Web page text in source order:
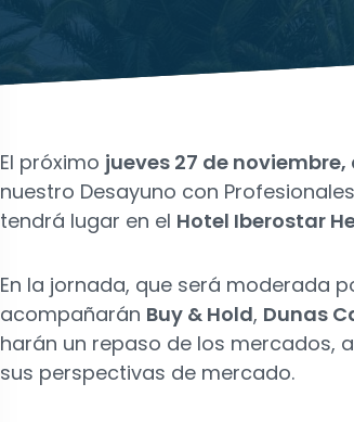
El próximo jueves 27 de noviembre,
nuestro Desayuno con
tendrá lugar en el Hotel Iberostar
En la jornada, que será moderada
acompañarán Buy & Hold, Dunas
harán un repaso de los mercados,
sus perspectivas de mercado.